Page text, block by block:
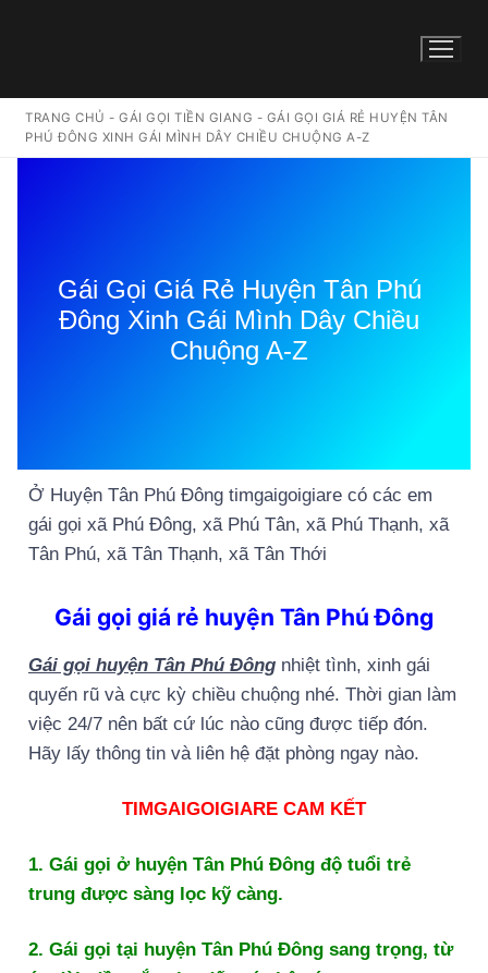
TRANG CHỦ -GÁI GỌI TIỀN GIANG - GÁI GỌI GIÁ RẺ HUYỆN TÂN
PHÚ ĐÔNG XINH GÁI MÌNH DÂY CHIỀU CHUỘNG A-Z
Gái Gọi Giá Rẻ Huyện Tân Phú
Đông Xinh Gái Mình Dây Chiều
Chuộng A-Z
Ở Huyện Tân Phú Đông timgaigoigiare có các em
gái gọi xã Phú Đông, xã Phú Tân, xã Phú Thạnh, xã
Tân Phú, xã Tân Thạnh, xã Tân Thới
Gái gọi giá rẻ huyện Tân Phú Đông
Gái gọi huyện Tân Phú Đông nhiệt tình, xinh gái
quyến rũ và cực kỳ chiều chuộng nhé. Thời gian làm
việc 24/7 nên bất cứ lúc nào cũng được tiếp đón.
Hãy lấy thông tin và liên hệ đặt phòng ngay nào.
TIMGAIGOIGIARE CAM KẾT
1. Gái gọi ở huyện Tân Phú Đông độ tuổi trẻ
trung được sàng lọc kỹ càng.
2. Gái gọi tại huyện Tân Phú Đông sang trọng, từ